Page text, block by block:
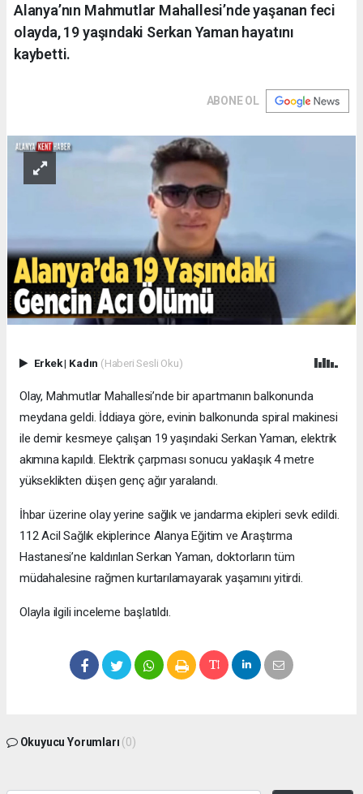
Alanya’nın Mahmutlar Mahallesi’nde yaşanan feci
olayda, 19 yaşındaki Serkan Yaman hayatını
kaybetti.
ABONE OL
Erkek| Kadın (Haberi Sesli Oku)
Olay, Mahmutlar Mahallesi’nde bir apartmanın balkonunda
meydana geldi. İddiaya göre, evinin balkonunda spiral makinesi
ile demir kesmeye çalışan 19 yaşındaki Serkan Yaman, elektrik
akımına kapıldı. Elektrik çarpması sonucu yaklaşık 4 metre
yükseklikten düşen genç ağır yaralandı.
İhbar üzerine olay yerine sağlık ve jandarma ekipleri sevk edildi.
112 Acil Sağlık ekiplerince Alanya Eğitim ve Araştırma
Hastanesi’ne kaldırılan Serkan Yaman, doktorların tüm
müdahalesine rağmen kurtarılamayarak yaşamını yitirdi.
Olayla ilgili inceleme başlatıldı.
Okuyucu Yorumları (0)